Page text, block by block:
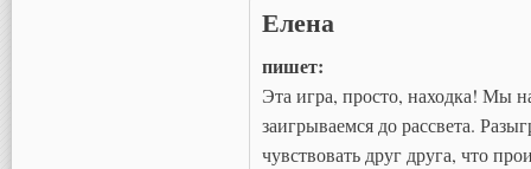
Елена
пишет:
Эта игра, просто, находка! Мы
заигрываемся до рассвета.
чувствовать друг друга, что